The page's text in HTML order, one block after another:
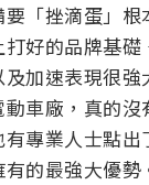
「挫滴蛋」根
打好的品牌基
及加速表現很
車廠，真的沒
專業人士點
的最強大優